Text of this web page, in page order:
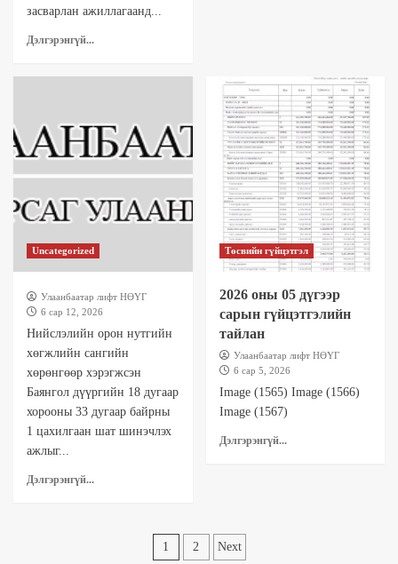
засварлан ажиллагаанд...
Дэлгэрэнгүй...
Uncategorized
Улаанбаатар лифт НӨҮГ
6 сар 12, 2026
Нийслэлийн орон нутгийн
хөгжлийн сангийн
хөрөнгөөр хэрэгжсэн
Баянгол дүүргийн 18 дугаар
хорооны 33 дугаар байрны
1 цахилгаан шат шинэчлэх
ажлыг...
Дэлгэрэнгүй...
Төсвийн гүйцэтгэл
2026 оны 05 дүгээр
сарын гүйцэтгэлийн
тайлан
Улаанбаатар лифт НӨҮГ
6 сар 5, 2026
Image (1565) Image (1566)
Image (1567)
Дэлгэрэнгүй...
Posts
1 2 Next